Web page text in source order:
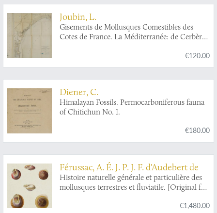
Joubin, L.
Gisements de Mollusques Comestibles des
Cotes de France. La Méditerranée: de Cerbère
€120.00
Diener, C.
Himalayan Fossils. Permocarboniferous fauna
of Chitichun No. I.
€180.00
Férussac, A. É. J. P. J. F. d'Audebert de
Histoire naturelle générale et particulière des
mollusques terrestres et fluviatile. [Original full
€1,480.00